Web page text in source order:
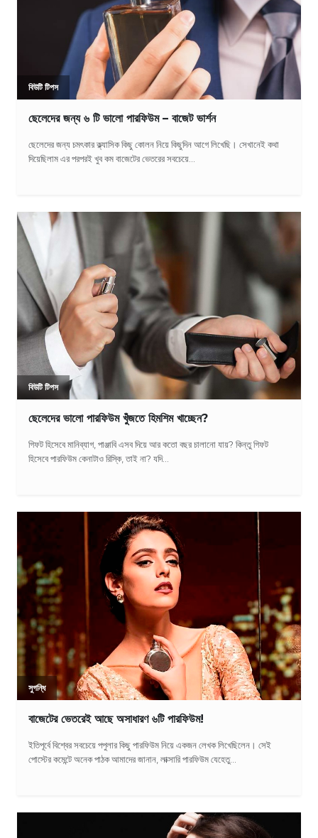
বিউটি টিপস
ছেলেদের জন্য ৬ টি ভালো পারফিউম – বাজেট ভার্শন
ছেলেদের জন্য চমৎকার ক্ল্যাসিক কিছু কোলন নিয়ে কিছুদিন আগে লিখেছি। সেখানেই কথা
দিয়েছিলাম এর পরপরই খুব কম বাজেটের ভেতরের সবচেয়ে...
বিউটি টিপস
ছেলেদের ভালো পারফিউম খুঁজতে হিমশিম খাচ্ছেন?
গিফট হিসেবে মানিব্যাগ, পাঞ্জাবি এসব দিয়ে আর কতো বছর চালানো যায়? কিন্তু গিফট
হিসেবে পারফিউম কেনাটাও রিস্কি, তাই না? যদি...
সুগন্ধি
বাজেটের ভেতরেই আছে অসাধারণ ৬টি পারফিউম!
ইতিপূর্বে বিশ্বের সবচেয়ে পপুলার কিছু পারফিউম নিয়ে একজন লেখক লিখেছিলেন। সেই
পোস্টের কমেন্টে অনেক পাঠক আমাদের জানান, লাক্সারি পারফিউম যেহেতু...